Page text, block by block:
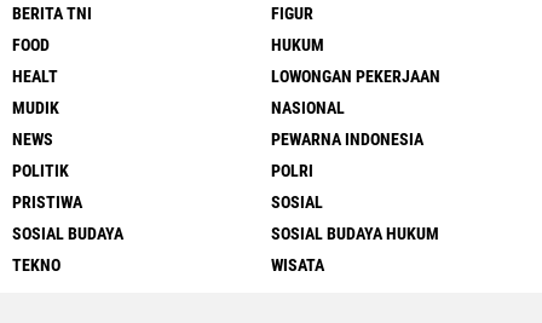
BERITA TNI
FIGUR
FOOD
HUKUM
HEALT
LOWONGAN PEKERJAAN
MUDIK
NASIONAL
NEWS
PEWARNA INDONESIA
POLITIK
POLRI
PRISTIWA
SOSIAL
SOSIAL BUDAYA
SOSIAL BUDAYA HUKUM
TEKNO
WISATA